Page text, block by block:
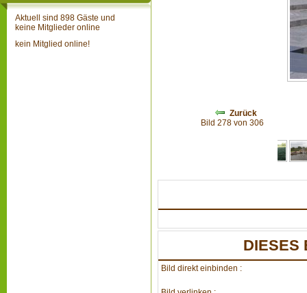
Aktuell sind 898 Gäste und
keine Mitglieder online
kein Mitglied online!
Zurück
Bild 278 von 306
DIESES
Bild direkt einbinden :